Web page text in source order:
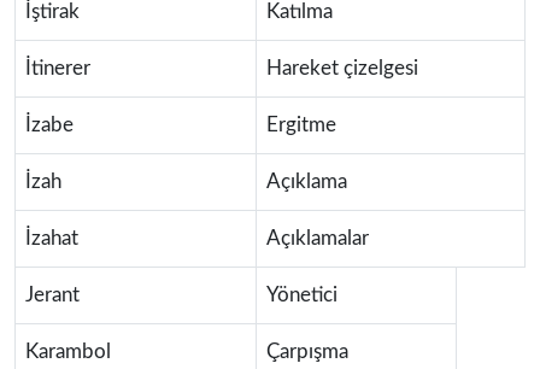
İştirak Katılma
İtinerer Hareket çizelgesi
İzabe Ergitme
İzah Açıklama
İzahat Açıklamalar
Jerant Yönetici
Karambol Çarpışma